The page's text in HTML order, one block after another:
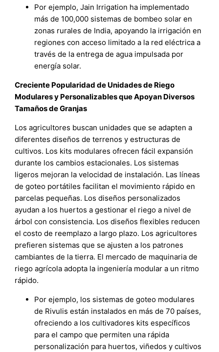
Por ejemplo, Jain Irrigation ha implementado
más de 100,000 sistemas de bombeo solar en
zonas rurales de India, apoyando la irrigación en
regiones con acceso limitado a la red eléctrica a
través de la entrega de agua impulsada por
energía solar.
Creciente Popularidad de Unidades de Riego
Modulares y Personalizables que Apoyan Diversos
Tamaños de Granjas
Los agricultores buscan unidades que se adapten a
diferentes diseños de terrenos y estructuras de
cultivos. Los kits modulares ofrecen fácil expansión
durante los cambios estacionales. Los sistemas
ligeros mejoran la velocidad de instalación. Las líneas
de goteo portátiles facilitan el movimiento rápido en
parcelas pequeñas. Los diseños personalizados
ayudan a los huertos a gestionar el riego a nivel de
árbol con consistencia. Los diseños flexibles reducen
el costo de reemplazo a largo plazo. Los agricultores
prefieren sistemas que se ajusten a los patrones
cambiantes de la tierra. El mercado de maquinaria de
riego agrícola adopta la ingeniería modular a un ritmo
rápido.
Por ejemplo, los sistemas de goteo modulares
de Rivulis están instalados en más de 70 países,
ofreciendo a los cultivadores kits específicos
para el campo que permiten una rápida
personalización para huertos, viñedos y cultivos